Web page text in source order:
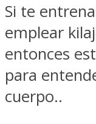
Si te
emplear
entonces
para
cuerpo..